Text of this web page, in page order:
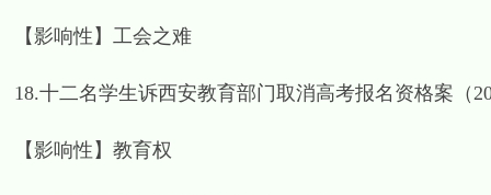
【影响性】工会之难
18.十二名学生诉西安教育部门取消高考报名资格案（
【影响性】教育权